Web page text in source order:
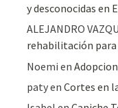
y desconocidas en
ALEJANDRO
rehabilitación
Noemi en
patyenCortes en